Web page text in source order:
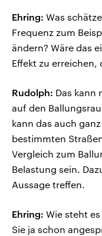
Ehring: Was
Frequenz zum
ändern? Wäre das
Effekt zu
Rudolph: Das kann
auf den
kann das auch
bestimmten
Vergleich zum
Belastung sein.
Aussage treffen.
Ehring: Wie steht
Sie ja schon